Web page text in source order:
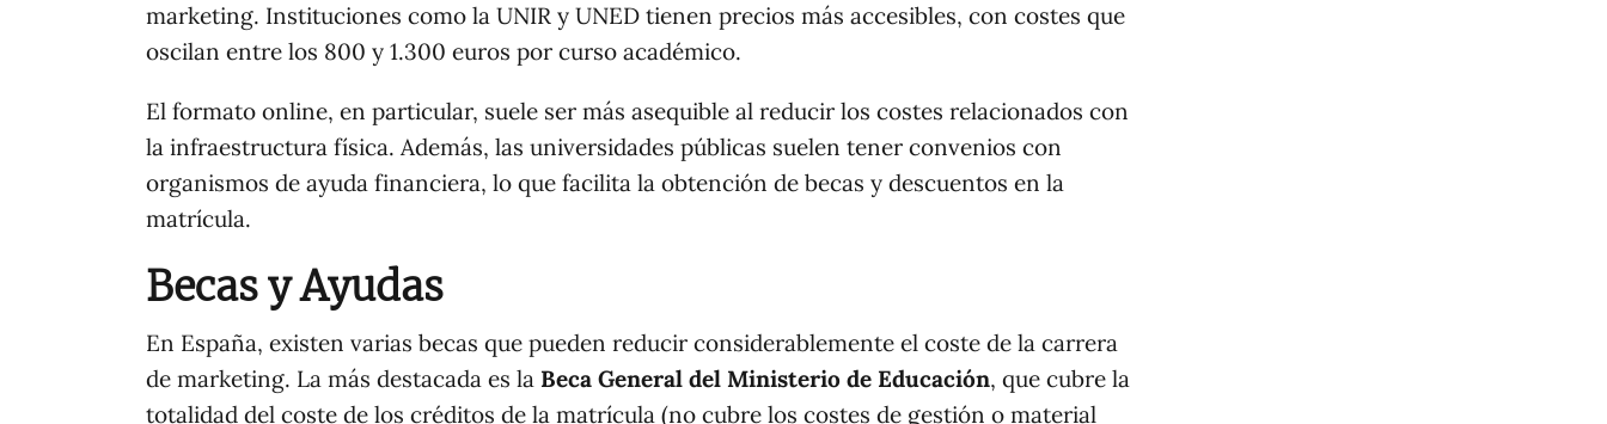
marketing. Instituciones como la UNIR y UNED tienen precios más accesibles, con costes que
oscilan entre los 800 y 1.300 euros por curso académico.
El formato online, en particular, suele ser más asequible al reducir los costes relacionados con
la infraestructura física. Además, las universidades públicas suelen tener convenios con
organismos de ayuda financiera, lo que facilita la obtención de becas y descuentos en la
matrícula.
Becas y Ayudas
En España, existen varias becas que pueden reducir considerablemente el coste de la carrera
de marketing. La más destacada es la Beca General del Ministerio de Educación, que cubre la
totalidad del coste de los créditos de la matrícula (no cubre los costes de gestión o material